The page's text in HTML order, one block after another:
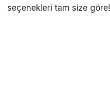
seçenekleri tam size göre!